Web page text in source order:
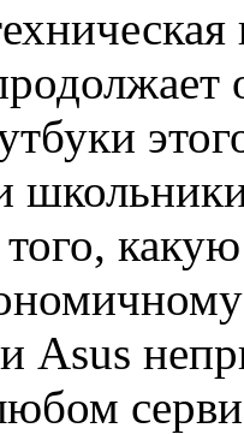
того,
Asus